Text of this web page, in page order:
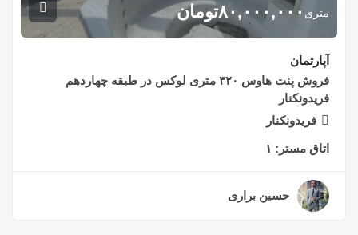
متری ۸۰,۰۰۰,۰۰۰تومان
آپارتمان
فروش پنت هاوس ۳۲۰ متری لوکس در طبقه چهاردهم
فریدونکنار
فریدونکنار
اتاق مستر: ۱
حسین براری